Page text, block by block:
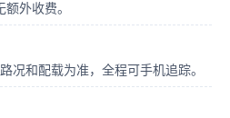
外收费。
况和配载为准，全程可手机追踪。